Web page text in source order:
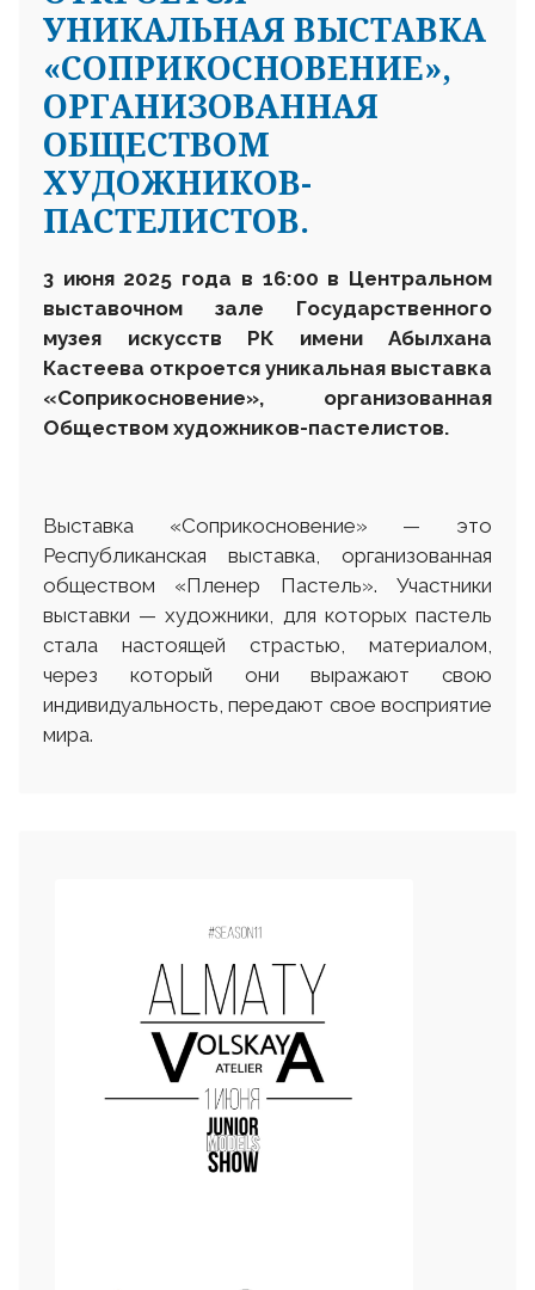
УНИКАЛЬНАЯ ВЫСТАВКА
«СОПРИКОСНОВЕНИЕ»,
ОРГАНИЗОВАННАЯ
ОБЩЕСТВОМ
ХУДОЖНИКОВ-
ПАСТЕЛИСТОВ.
3 июня 2025 года в 16:00 в Центральном
выставочном зале Государственного
музея искусств РК имени Абылхана
Кастеева откроется уникальная выставка
«Соприкосновение», организованная
Обществом художников-пастелистов.
Выставка «Соприкосновение» — это
Республиканская выставка, организованная
обществом «Пленер Пастель». Участники
выставки — художники, для которых пастель
стала настоящей страстью, материалом,
через который они выражают свою
индивидуальность, передают свое восприятие
мира.